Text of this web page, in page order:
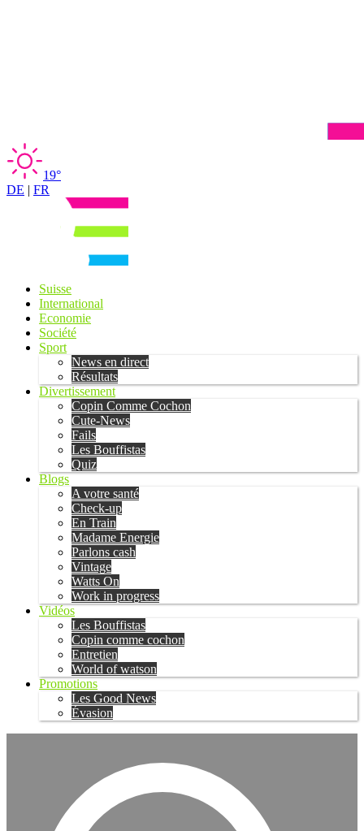
19°
DE | FR
Suisse
International
Economie
Société
Sport
News en direct
Résultats
Divertissement
Copin Comme Cochon
Cute-News
Fails
Les Bouffistas
Quiz
Blogs
A votre santé
Check-up
En Train
Madame Energie
Parlons cash
Vintage
Watts On
Work in progress
Vidéos
Les Bouffistas
Copin comme cochon
Entretien
World of watson
Promotions
Les Good News
Évasion